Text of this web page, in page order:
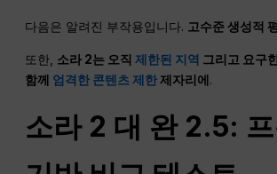
다음은 알려진 부작용입니다. 고수준 생성적
또한, 소라 2는 오직제한된 지역 그리고 요구
함께 엄격한 콘텐츠 제한제자리에.
소라 2 대 완 2.5: